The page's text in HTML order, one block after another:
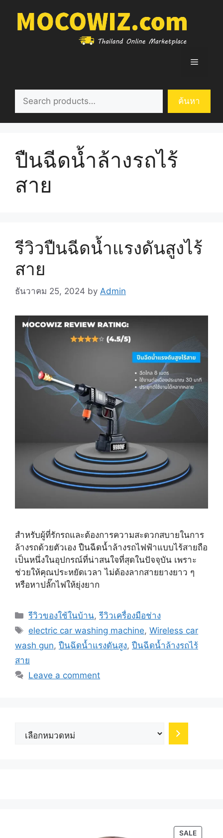
content
Menu
ค้นหา
ปืนฉีดน้ำล้างรถไร้
สาย
รีวิวปืนฉีดน้ำแรงดันสูงไร้
สาย
ธันวาคม 25, 2024 by Admin
สำหรับผู้ที่รักรถและต้องการความสะดวกสบายในการ
ล้างรถด้วยตัวเอง ปืนฉีดน้ำล้างรถไฟฟ้าแบบไร้สายถือ
เป็นหนึ่งในอุปกรณ์ที่น่าสนใจที่สุดในปัจจุบัน เพราะ
ช่วยให้คุณประหยัดเวลา ไม่ต้องลากสายยางยาว ๆ
หรือหาปลั๊กไฟให้ยุ่งยาก
Categories
รีวิวของใช้ในบ้าน,รีวิวเครื่องมือช่าง
Tags
electric car washing machine,Wireless car
wash gun, ปืนฉ๊ดน้ำแรงดันสูง, ปืนฉีดน้ำล้างรถไร้
สาย
Leave a comment
หมวด
SALE